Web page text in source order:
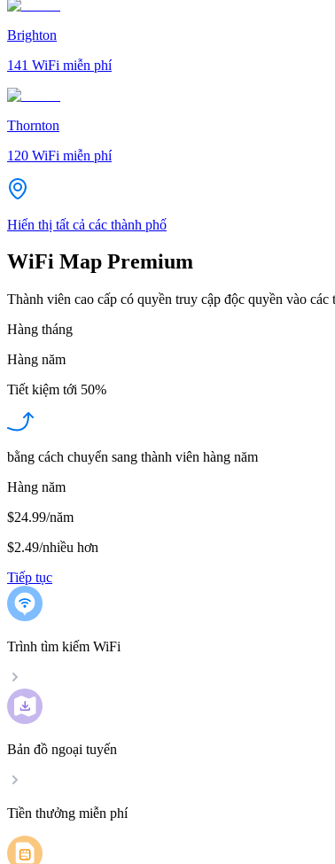
Brighton
141 WiFi miễn phí
Thornton
120 WiFi miễn phí
Hiển thị tất cả các thành phố
WiFi Map Premium
Thành viên cao cấp có quyền truy cập độc quyền vào
Hàng tháng
Hàng năm
Tiết kiệm tới 50%
bằng cách chuyển sang thành viên hàng năm
Hàng năm
$24.99/năm
$2.49/nhiều hơn
Tiếp tục
Trình tìm kiếm WiFi
Bản đồ ngoại tuyến
Tiền thưởng miễn phí